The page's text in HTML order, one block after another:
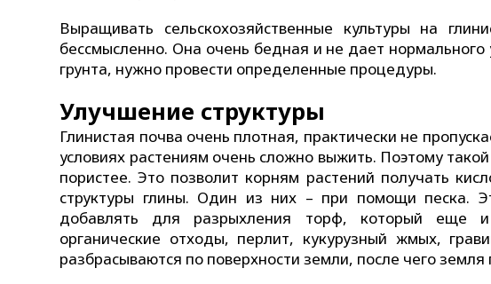
Выращивать сельскохозяйственные культуры на
бессмысленно. Она очень бедная и не дает
грунта, нужно провести определенные процедуры.
Улучшение структуры
Глинистая почва очень плотная, практически не
условиях растениям очень сложно выжить. Поэтому
пористее. Это позволит корням растений получать
структуры глины. Один из них – при помощи песка.
добавлять для разрыхления торф, который еще
органические отходы, перлит, кукурузный жмых,
разбрасываются по поверхности земли, после чего земля